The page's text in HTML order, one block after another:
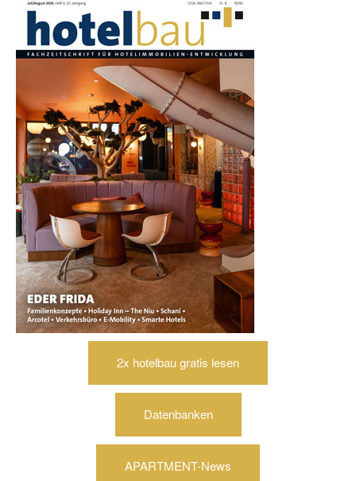
2x hotelbau gratis lesen
Datenbanken
APARTMENT-News